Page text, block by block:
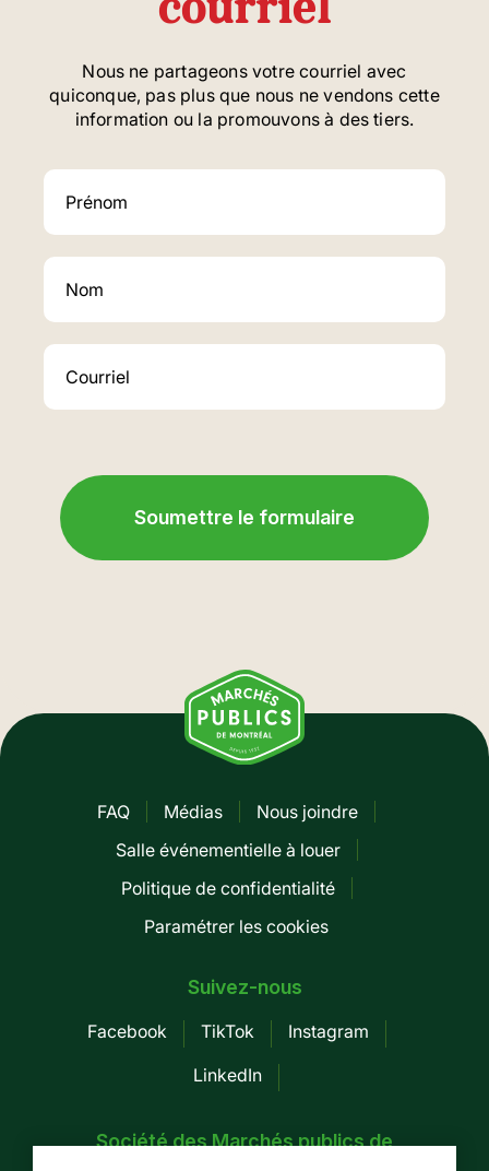
Nous ne partageons votre courriel avec
quiconque, pas plus que nous ne vendons cette
information ou la promouvons à des tiers.
FAQ Médias
Nous joindre
Salle événementielle à louer
Politique de confidentialité
Paramétrer les cookies
Suivez-nous
Facebook TikTok
Instagram
LinkedIn
Société des Marchés publics de